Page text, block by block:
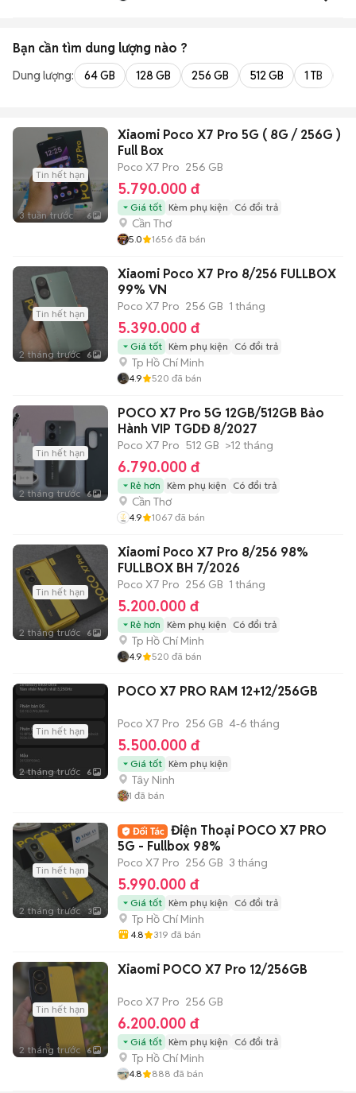
Bạn cần tìm dung lượng nào ?
Dung lượng: 64 GB 128 GB 256 GB 512 GB 1 TB
Tin hết hạn
3 tuần trước 6
Xiaomi Poco X7 Pro 5G ( 8G / 256G )
Full Box
Poco X7 Pro 256 GB
5.790.000 đ
Giá tốt Kèm phụ kiện Có đổi trả
Cần Thơ
5.0 1656 đã bán
Tin hết hạn
2 tháng trước 6
Xiaomi Poco X7 Pro 8/256 FULLBOX
99% VN
Poco X7 Pro 256 GB 1 tháng
5.390.000 đ
Giá tốt Kèm phụ kiện Có đổi trả
Tp Hồ Chí Minh
4.9 520 đã bán
Tin hết hạn
2 tháng trước 6
POCO X7 Pro 5G 12GB/512GB Bảo
Hành VIP TGDĐ 8/2027
Poco X7 Pro 512 GB >12 tháng
6.790.000 đ
Rẻ hơn Kèm phụ kiện Có đổi trả
Cần Thơ
4.9 1067 đã bán
Tin hết hạn
2 tháng trước 6
Xiaomi Poco X7 Pro 8/256 98%
FULLBOX BH 7/2026
Poco X7 Pro 256 GB 1 tháng
5.200.000 đ
Rẻ hơn Kèm phụ kiện Có đổi trả
Tp Hồ Chí Minh
4.9 520 đã bán
Tin hết hạn
2 tháng trước 6
POCO X7 PRO RAM 12+12/256GB
Poco X7 Pro 256 GB 4-6 tháng
5.500.000 đ
Giá tốt Kèm phụ kiện
Tây Ninh
1 đã bán
Tin hết hạn
2 tháng trước 3
Điện Thoại POCO X7 PRO
5G - Fullbox 98%
Poco X7 Pro 256 GB 3 tháng
5.990.000 đ
Giá tốt Kèm phụ kiện Có đổi trả
Tp Hồ Chí Minh
4.8 319 đã bán
Tin hết hạn
2 tháng trước 6
Xiaomi POCO X7 Pro 12/256GB
Poco X7 Pro 256 GB
6.200.000 đ
Giá tốt Kèm phụ kiện Có đổi trả
Tp Hồ Chí Minh
4.8 888 đã bán